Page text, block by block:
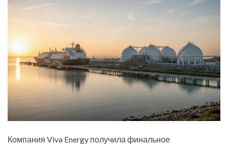
Компания Viva Energy получила финальное